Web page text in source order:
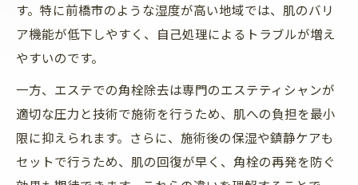
す。特に前橋市のような湿度が高い地域では、肌のバリ
ア機能が低下しやすく、自己処理によるトラブルが増え
やすいのです。
一方、エステでの角栓除去は専門のエステティシャンが
適切な圧力と技術で施術を行うため、肌への負担を最小
限に抑えられます。さらに、施術後の保湿や鎮静ケアも
セットで行うため、肌の回復が早く、角栓の再発を防ぐ